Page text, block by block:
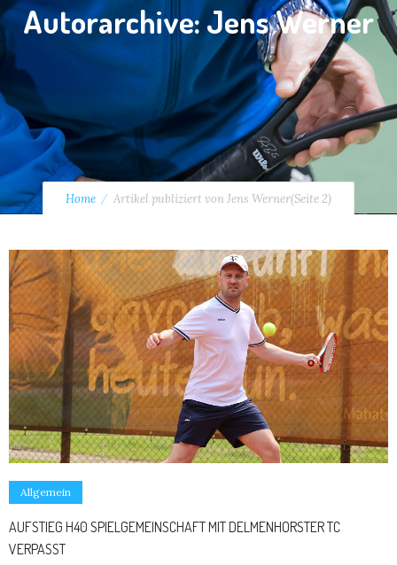
Autorarchive: Jens Werner
Home Artikel publiziert von Jens Werner(Seite 2)
Allgemein
AUFSTIEG H40 SPIELGEMEINSCHAFT MIT DELMENHORSTER TC
VERPASST